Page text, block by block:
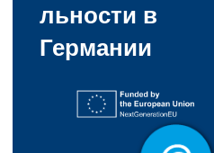
льности в
Германии